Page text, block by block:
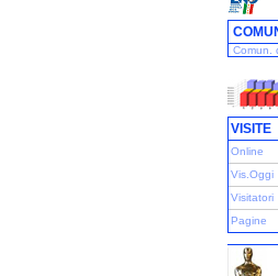
Comun.
VISITE
Online
Vis.Oggi
Visitatori
Pagine